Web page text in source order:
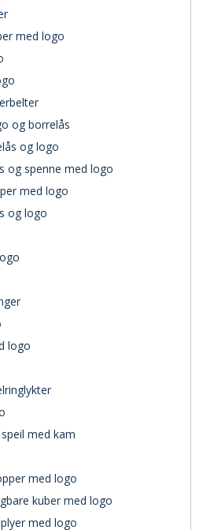
med logo
og borrelås
og logo
og spenne med logo
med logo
og logo
logo
med kam
med logo
kuber med logo
med logo